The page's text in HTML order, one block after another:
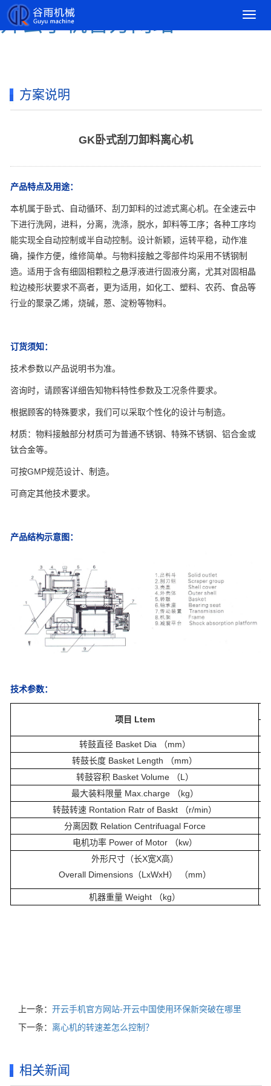
开云手机官方网站
导
方案说明
GK卧式刮刀卸料离心机
产品特点及用途：
本机属于卧式、自动循环、刮刀卸料的过滤式离心机。在全速云中
下进行洗网，进料，分离，洗涤，脱水，卸料等工序；各种工序均
能实现全自动控制或半自动控制。设计新颖，运转平稳，动作准
确，操作方便，维修简单。与物料接触之零部件均采用不锈钢制
造。适用于含有细固相颗粒之悬浮液进行固液分离，尤其对固相晶
粒边棱形状要求不高者，更为适用，如化工、塑料、农药、食品等
行业的聚录乙烯，烧碱，蒽、淀粉等物料。
订货须知：
技术参数以产品说明书为准。
咨询时，请顾客详细告知物料特性参数及工况条件要求。
根据顾客的特殊要求，我们可以采取个性化的设计与制造。
材质：物料接触部分材质可为普通不锈钢、特殊不锈钢、铝合金或
钛合金等。
可按GMP规范设计、制造。
可商定其他技术要求。
产品结构示意图：
技术参数：
项目 Ltem
转鼓直径 Basket Dia （mm）
转鼓长度 Basket Length （mm）
转鼓容积 Basket Volume （L）
最大装料限量 Max.charge （kg）
转鼓转速 Rontation Ratr of Baskt （r/min）
分离因数 Relation Centrifuagal Force
电机功率 Power of Motor （kw）
外形尺寸（长X宽X高）
Overall Dimensions（LxWxH） （mm）
机器重量 Weight （kg）
上一条： 开云手机官方网站-开云中国使用环保新突破在哪里
下一条： 离心机的转速差怎么控制？
相关新闻